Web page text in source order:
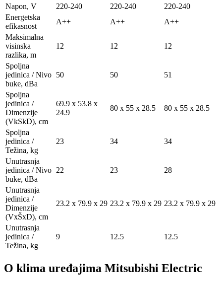
Napon, V
220-240 220-240
220-240
Energetska
efikasnost
A++ A++
A++
Maksimalna
visinska
razlika, m
12 12 12
Spoljna
jedinica / Nivo
buke, dBa
50 50 51
Spoljna
jedinica /
Dimenzije
(VkSkD), сm
69.9 x 53.8 x
24.9
80 x 55 x 28.5 80 x 55 x 28.5
Spoljna
jedinica /
Težina, kg
23 34 34
Unutrasnja
jedinica / Nivo
buke, dBa
22 23 28
Unutrasnja
jedinica /
Dimenzije
(VxŠxD), сm
23.2 x 79.9 x 29 23.2 x 79.9 x 29 23.2 x 79.9 x 29
Unutrasnja
jedinica /
Težina, kg
9 12.5 12.5
O klima uređajima Mitsubishi Electric